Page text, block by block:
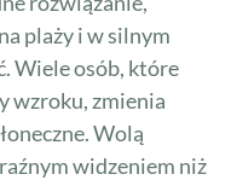
plaży i w silnym
Wiele osób, które
wzroku, zmienia
Wolą
widzeniem niż